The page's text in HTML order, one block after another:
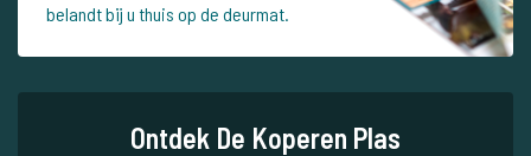
belandt bij u thuis op de deurmat.
Ontdek De Koperen Plas